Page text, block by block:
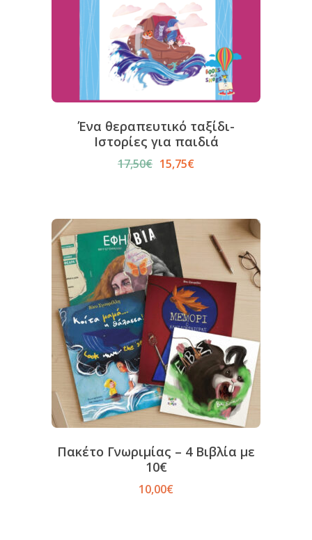
Ένα θεραπευτικό ταξίδι-
Ιστορίες για παιδιά
17,50€ Original
15,75€
Η
Πακέτο Γνωριμίας – 4 Βιβλία με
10€
10,00€